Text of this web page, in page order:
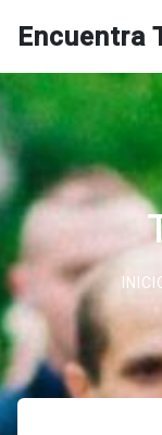
Encuentra